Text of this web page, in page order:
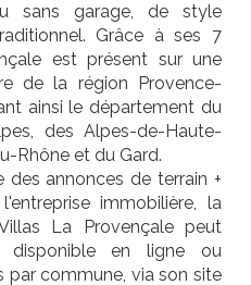
sans garage, de style
Grâce à ses 7
est présent sur une
de la région Provence-
ainsi le département du
des Alpes-de-Haute-
Rhône et du Gard.
des annonces de terrain +
immobilière, la
La Provençale peut
disponible en ligne ou
par commune, via son site